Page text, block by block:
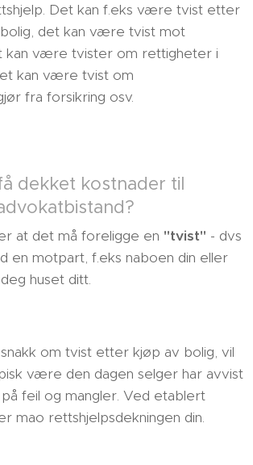
Det kan f.eks være tvist etter
det kan være tvist mot
kan være tvister om rettigheter i
kan være tvist om
fra forsikring osv.
dekket kostnader til
at det må foreligge en "tvist" - dvs
en motpart, f.eks naboen din eller
huset ditt.
om tvist etter kjøp av bolig, vil
være den dagen selger har avvist
på feil og mangler. Ved etablert
mao rettshjelpsdekningen din.